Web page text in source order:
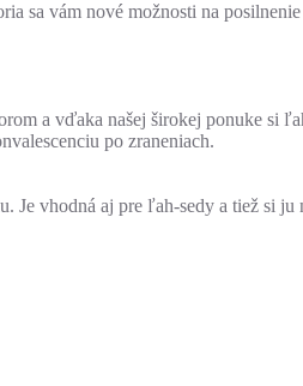
sa vám nové možnosti na posilnenie
a vďaka našej širokej ponuke si
po zraneniach.
vhodná aj pre ľah-sedy a tiež si ju